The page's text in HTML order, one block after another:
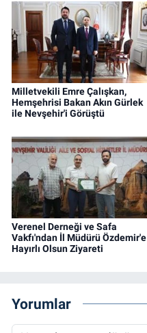
Milletvekili Emre Çalışkan,
Hemşehrisi Bakan Akın Gürlek
ile Nevşehir'i Görüştü
Verenel Derneği ve Safa
Vakfı'ndan İl Müdürü Özdemir'e
Hayırlı Olsun Ziyareti
Yorumlar